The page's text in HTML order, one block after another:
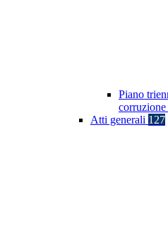
Piano
Atti generali 127